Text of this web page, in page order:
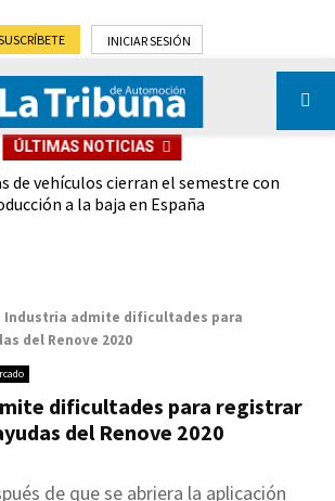
INICIAR SESIÓN
ÚLTIMAS NOTICIAS
de vehículos cierran el semestre con
a la baja en España
Industria admite dificultades para
del Renove 2020
dificultades para registrar
del Renove 2020
de que se abriera la aplicación